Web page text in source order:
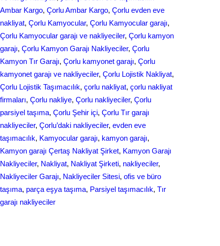
Ambar Kargo, Çorlu Ambar Kargo, Çorlu evden eve
nakliyat, Çorlu Kamyocular, Çorlu Kamyocular garajı
Çorlu Kamyocular garajı ve nakliyeciler, Çorlu kamyon
garajı, Çorlu Kamyon Garajı Nakliyeciler, Çorlu
Kamyon Tır Garajı, Çorlu kamyonet garajı, Çorlu
kamyonet garajı ve nakliyeciler, Çorlu Lojistik Nakliyat
Çorlu Lojistik Taşımacılık, çorlu nakliyat, çorlu nakliyat
firmaları, Çorlu nakliye, Çorlu nakliyeciler, Çorlu
parsiyel taşıma, Çorlu Şehir içi, Çorlu Tır garajı
nakliyeciler, Çorlu’daki nakliyeciler, evden eve
taşımacılık, Kamyocular garajı, kamyon garajı
Kamyon garajı Çertaş Nakliyat Şirket, Kamyon Garajı
Nakliyeciler, Nakliyat, Nakliyat Şirketi, nakliyeciler
Nakliyeciler Garajı, Nakliyeciler Sitesi, ofis ve büro
taşıma, parça eşya taşıma, Parsiyel taşımacılık, Tır
garajı nakliyeciler